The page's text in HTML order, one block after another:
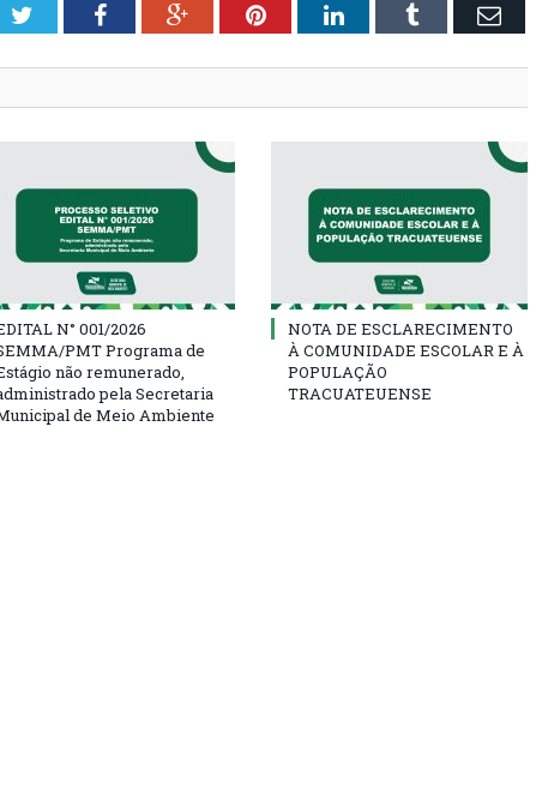
TwitterFacebookGoogle+PinterestLinkedInTumblr Email
N° 001/2026
PMT Programa de
não remunerado,
pela Secretaria
de Meio Ambiente
NOTA DE ESCLARECIMENTO
À COMUNIDADE ESCOLAR E À
POPULAÇÃO
TRACUATEUENSE